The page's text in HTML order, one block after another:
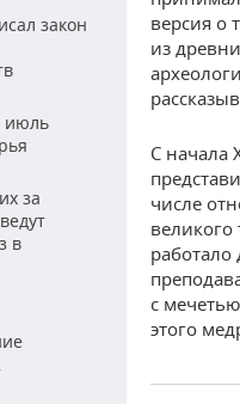
закон
июль
за
в
версия о
из
С начала
числе
работало
с
этого